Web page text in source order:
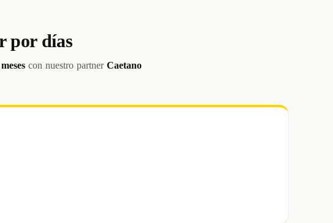
por días
con nuestro partnerCaetano